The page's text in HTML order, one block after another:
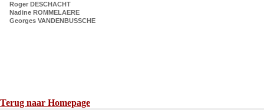
Roger DESCHACHT
Nadine ROMMELAERE
Georges VANDENBUSSCHE
Terug naar Homepage